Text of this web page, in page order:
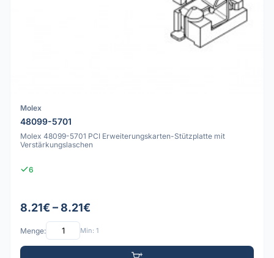
Molex
48099-5701
Molex 48099-5701 PCI Erweiterungskarten-Stützplatte mit
Verstärkungslaschen
6
8.21€ – 8.21€
Menge: Min: 1